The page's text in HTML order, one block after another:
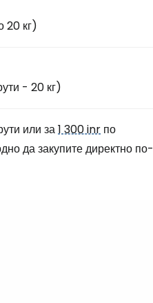
20 кг)
- 20 кг)
или за1 300 inr по
да закупите директно по-